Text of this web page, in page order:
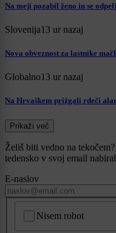
Na meji pozabil ženo in se
Slovenija13 ur nazaj
Nova obveznost za lastnike
Globalno13 ur nazaj
Na Hrvaškem prižgali rdeči
Prikaži več
Želiš biti vedno na
tedensko v svoj email
E-naslov
Nisem robot